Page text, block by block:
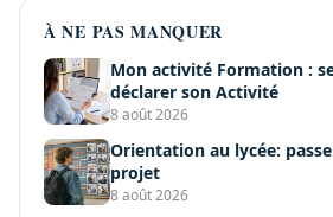
À NE PAS MANQUER
Mon activité Formation :
déclarer son Activité
8 août 2026
Orientation au lycée:
projet
8 août 2026